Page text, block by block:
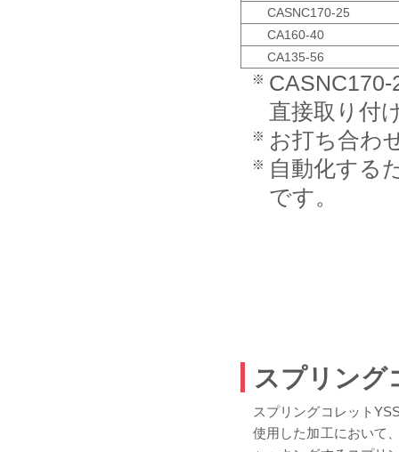
CASNC170-25
CA160-40
CA135-56
直接取り付
お打ち合わ
自動化する
です。
スプリング
スプリングコレット
使用した加工において